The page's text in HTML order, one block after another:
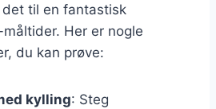
til en fantastisk
Her er nogle
du kan prøve:
kylling: Steg